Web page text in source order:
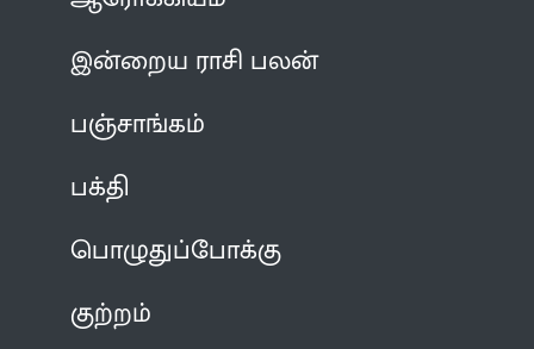
இன்றைய ராசி பலன்
பஞ்சாங்கம்
பக்தி
பொழுதுப்போக்கு
குற்றம்